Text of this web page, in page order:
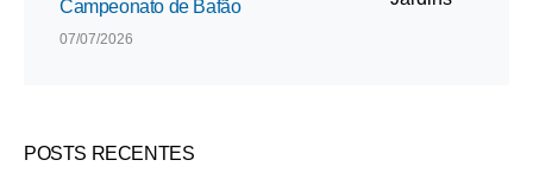
Campeonato de Bafão
07/07/2026
POSTS RECENTES